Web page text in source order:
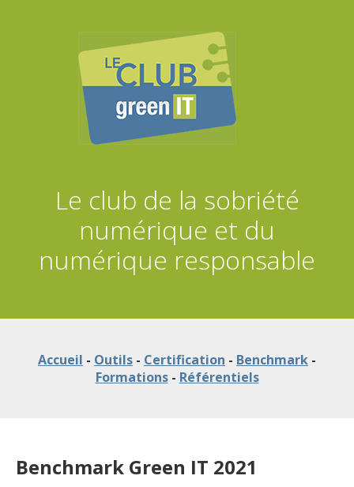
Le club de la sobriété
numérique et du
numérique responsable
Accueil - Outils - Certification - Benchmark -
Formations- Référentiels
Benchmark Green IT 2021